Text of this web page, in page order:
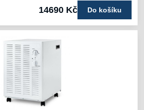
14690 Kč Do košíku